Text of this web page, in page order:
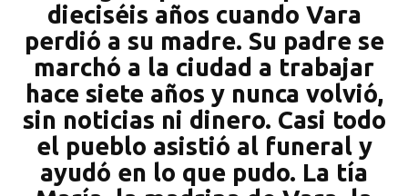
dieciséis años cuando Vara
perdió a su madre. Su padre se
marchó a la ciudad a trabajar
hace siete años y nunca volvió,
sin noticias ni dinero. Casi todo
el pueblo asistió al funeral y
ayudó en lo que pudo. La tía